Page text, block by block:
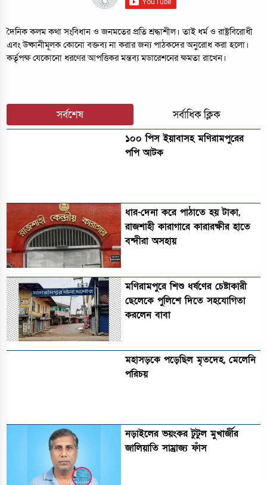
দৈনিক কলম কথা সংবিধান ও জনমতের প্রতি শ্রদ্ধাশীল। তাই ধর্ম ও রাষ্ট্রবিরোধী
এবং উষ্কানীমূলক কোনো বক্তব্য না করার জন্য পাঠকদের অনুরোধ করা হলো।
কর্তৃপক্ষ যেকোনো ধরণের আপত্তিকর মন্তব্য মডারেশনের ক্ষমতা রাখেন।
সর্বশেষ সর্বাধিক ক্লিক
১০০ পিস ইয়াবাসহ মণিরামপুরের
পপি আটক
ধার-দেনা করে পাঠাতে হয় টাকা,
রাজশাহী কারাগারে কারারক্ষীর হাতে
বন্দীরা অসহায়
মণিরামপুরে শিশু ধর্ষণের চেষ্টাকারী
ছেলেকে পুলিশে দিতে সহযোগিতা
করলেন বাবা
মহাসড়কে পড়েছিল মৃতদেহ, মেলেনি
পরিচয়
নড়াইলের ভয়ংকর টুটুল মুখার্জীর
জালিয়াতি সাম্রাজ্য ফাঁস